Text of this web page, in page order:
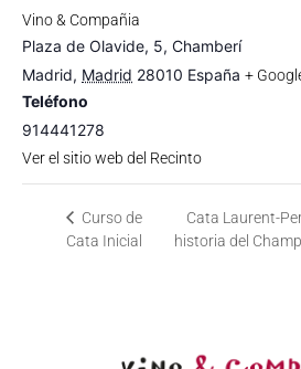
Vino & Compañia
Plaza de Olavide, 5, Chamberí
Madrid, Madrid 28010 España +
Teléfono
914441278
Ver el sitio web del Recinto
Curso de
Cata Inicial
Cata Laurent-
historia del